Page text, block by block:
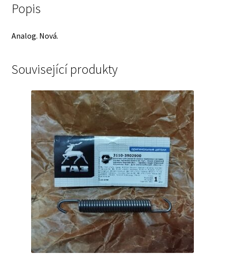
Popis
Analog. Nová.
Související produkty